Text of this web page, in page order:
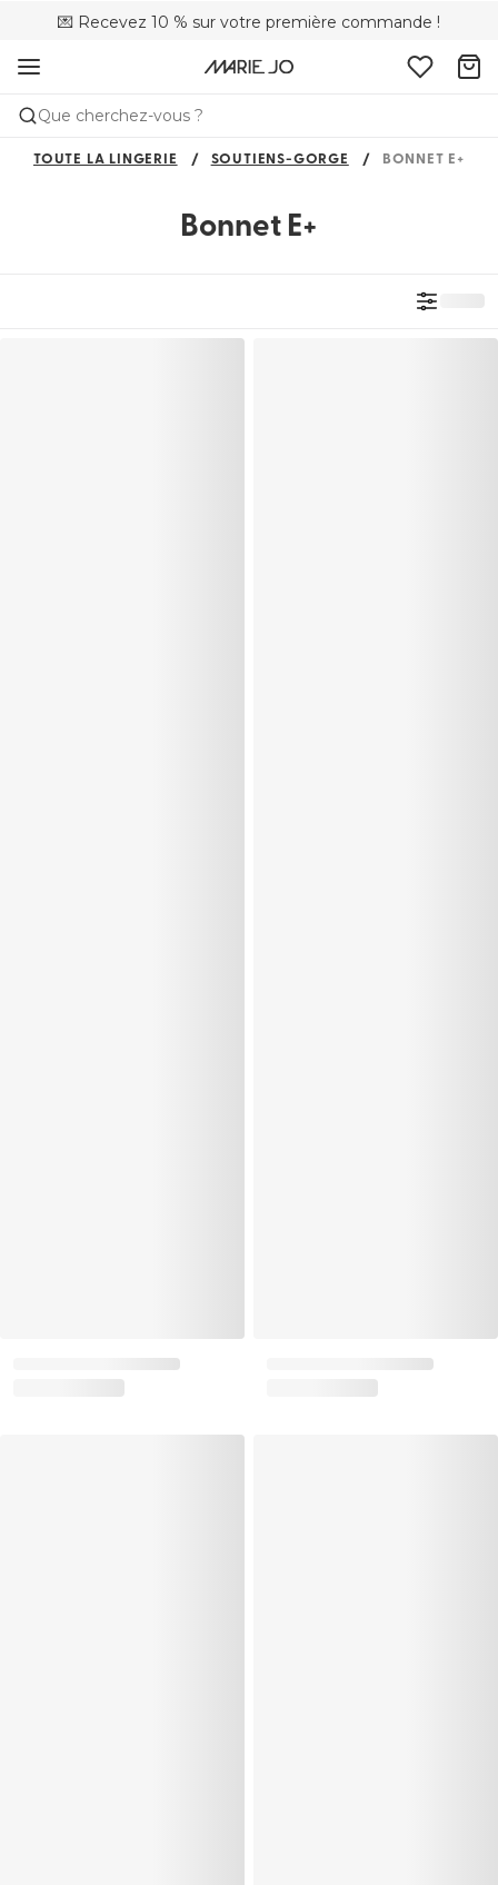
💌 Recevez 10 % sur votre première commande !
🚚 Livraison gratuite à partir de $150
🌍Vendu dans 173 boutiques au Canada
Que cherchez-vous ?
TOUTE LA LINGERIE SOUTIENS-GORGE BONNET E+
Bonnet E+